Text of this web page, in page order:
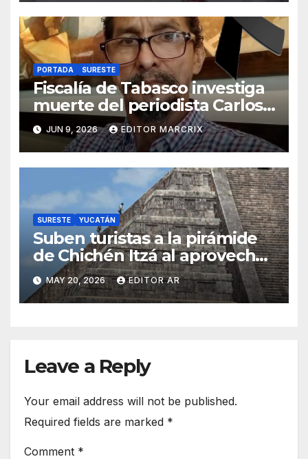
PORTADA SURESTE
Fiscalía de Tabasco investiga
muerte del periodista Carlos
León Palacio
JUN 9, 2026 EDITOR MARCRIX
SURESTE YUCATÁN
Suben turistas a la pirámide
de Chichén Itzá al aprovechar
falta de vigilancia tras
protestas
MAY 20, 2026 EDITOR AR
Leave a Reply
Your email address will not be published.
Required fields are marked *
Comment *